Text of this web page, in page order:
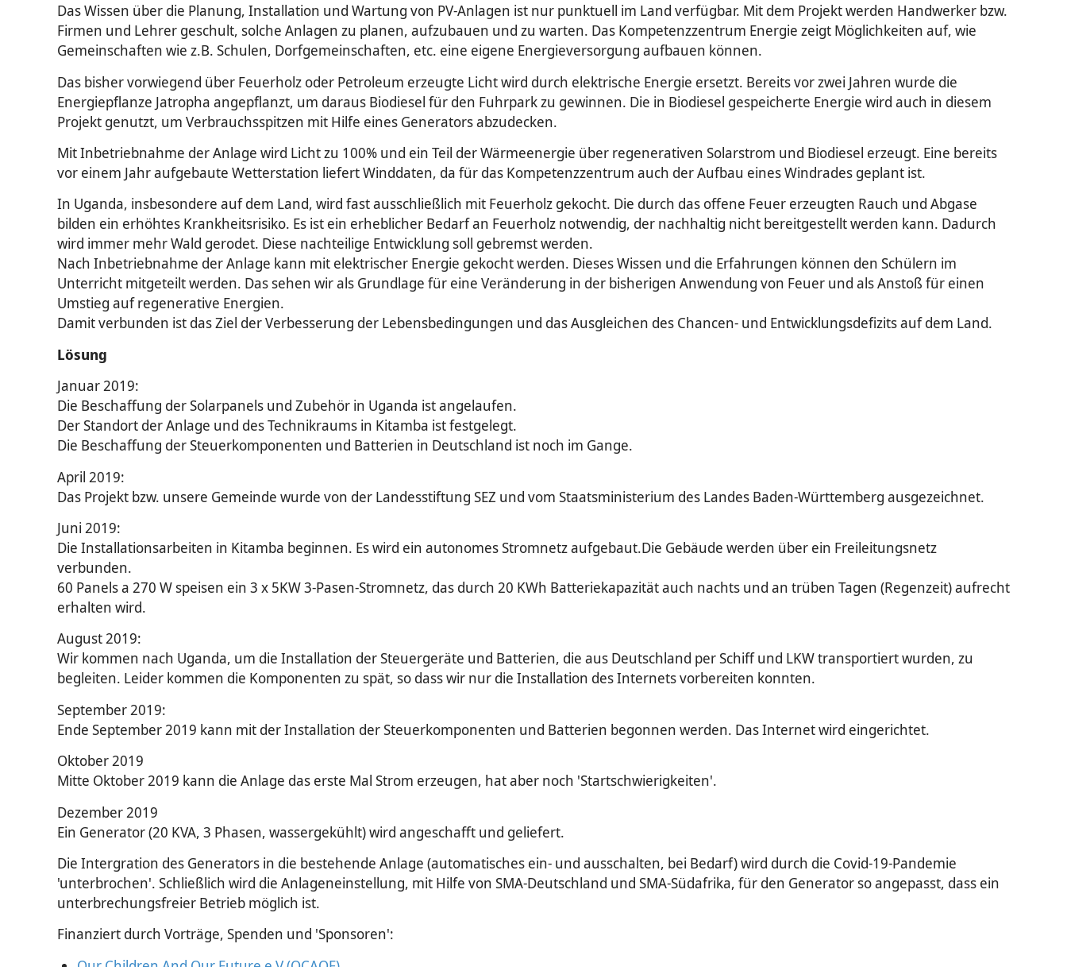
Das Wissen über die Planung, Installation und Wartung von PV-Anlagen ist nur punktuell im Land verfügbar. Mit dem Projekt werden Handwerker bzw.
Firmen und Lehrer geschult, solche Anlagen zu planen, aufzubauen und zu warten. Das Kompetenzzentrum Energie zeigt Möglichkeiten auf, wie
Gemeinschaften wie z.B. Schulen, Dorfgemeinschaften, etc. eine eigene Energieversorgung aufbauen können.
Das bisher vorwiegend über Feuerholz oder Petroleum erzeugte Licht wird durch elektrische Energie ersetzt. Bereits vor zwei Jahren wurde die
Energiepflanze Jatropha angepflanzt, um daraus Biodiesel für den Fuhrpark zu gewinnen. Die in Biodiesel gespeicherte Energie wird auch in diesem
Projekt genutzt, um Verbrauchsspitzen mit Hilfe eines Generators abzudecken.
Mit Inbetriebnahme der Anlage wird Licht zu 100% und ein Teil der Wärmeenergie über regenerativen Solarstrom und Biodiesel erzeugt. Eine bereits
vor einem Jahr aufgebaute Wetter­station liefert Winddaten, da für das Kompetenzzentrum auch der Aufbau eines Windrades geplant ist.
In Uganda, insbesondere auf dem Land, wird fast ausschließlich mit Feuerholz gekocht. Die durch das offene Feuer erzeugten Rauch und Abgase
bilden ein erhöhtes Krankheitsrisiko. Es ist ein erheblicher Bedarf an Feuerholz notwendig, der nachhaltig nicht bereitgestellt werden kann. Dadurch
wird immer mehr Wald gerodet. Diese nachteilige Entwicklung soll gebremst werden.
Nach Inbetriebnahme der Anlage kann mit elektrischer Energie gekocht werden. Dieses Wissen und die Erfahrungen können den Schülern im
Unterricht mitgeteilt werden. Das sehen wir als Grundlage für eine Veränderung in der bisherigen Anwendung von Feuer und als Anstoß für einen
Umstieg auf regenerative Energien.
Damit verbunden ist das Ziel der Verbesserung der Lebensbedingungen und das Ausgleichen des Chancen- und Entwicklungsdefizits auf dem Land.
Lösung
Januar 2019:
Die Beschaffung der Solarpanels und Zubehör in Uganda ist angelaufen.
Der Standort der Anlage und des Technikraums in Kitamba ist festgelegt.
Die Beschaffung der Steuerkomponenten und Batterien in Deutschland ist noch im Gange.
April 2019:
Das Projekt bzw. unsere Gemeinde wurde von der Landesstiftung SEZ und vom Staatsministerium des Landes Baden-Württemberg ausgezeichnet.
Juni 2019:
Die Installationsarbeiten in Kitamba beginnen. Es wird ein autonomes Stromnetz aufgebaut.Die Gebäude werden über ein Freileitungsnetz
verbunden.
60 Panels a 270 W speisen ein 3 x 5KW 3-Pasen-Stromnetz, das durch 20 KWh Batteriekapazität auch nachts und an trüben Tagen (Regenzeit) aufrecht
erhalten wird.
August 2019:
Wir kommen nach Uganda, um die Installation der Steuergeräte und Batterien, die aus Deutschland per Schiff und LKW transportiert wurden, zu
begleiten. Leider kommen die Komponenten zu spät, so dass wir nur die Installation des Internets vorbereiten konnten.
September 2019:
Ende September 2019 kann mit der Installation der Steuerkomponenten und Batterien begonnen werden. Das Internet wird eingerichtet.
Oktober 2019
Mitte Oktober 2019 kann die Anlage das erste Mal Strom erzeugen, hat aber noch 'Startschwierigkeiten'.
Dezember 2019
Ein Generator (20 KVA, 3 Phasen, wassergekühlt) wird angeschafft und geliefert.
Die Intergration des Generators in die bestehende Anlage (automatisches ein- und ausschalten, bei Bedarf) wird durch die Covid-19-Pandemie
'unterbrochen'. Schließlich wird die Anlageneinstellung, mit Hilfe von SMA-Deutschland und SMA-Südafrika, für den Generator so angepasst, dass ein
unterbrechungsfreier Betrieb möglich ist.
Finanziert durch Vorträge, Spenden und 'Sponsoren':